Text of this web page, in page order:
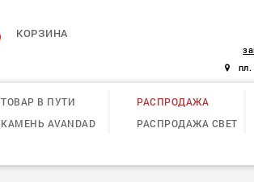
КОРЗИНА
ТОВАР В ПУТИ
КАМЕНЬ AVANDAD
РАСПРОДАЖА
РАСПРОДАЖА СВЕТ